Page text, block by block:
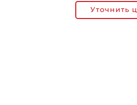
Уточнить